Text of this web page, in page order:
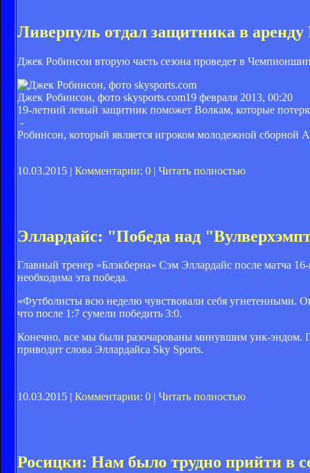
Ливерпуль отдал защитника в аренду
Джек Робинсон вторую часть сезона проведет в
Джек Робинсон, фото skysports.com19 февраля 2013, 00:20
19-летний левый защитник поможет Волкам, которые
-
Робинсон, который является игроком молодежной сборной
10.03.2015 | Комментарии: 0 | Читать полностью
Эллардайс: "Победа над
Главный тренер «Блэкберна» Сэм Эллардайс после матча
необходима эта победа.
«Футболисты всю неделю чувствовали себя угнетенными.
что после 1:7 сумели победить 3:0.
Конечно, все мы были разочарованы минувшим уик-эндом.
приводит слова Эллардайса Sky Sports.
10.03.2015 | Комментарии: 0 | Читать полностью
Росицки: Нам было трудно прийти в